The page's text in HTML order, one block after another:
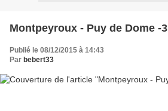
Montpeyroux - Puy de Dome -3
Publié le 08/12/2015 à 14:43
Par bebert33